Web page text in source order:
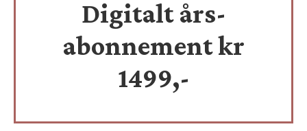
Digitalt års-
abonnement kr
1499,-